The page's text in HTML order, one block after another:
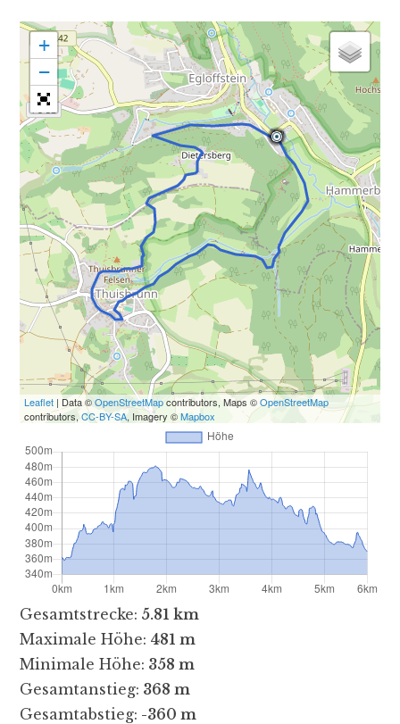
+
−
Leaflet| Data ©OpenStreetMapcontributors, Maps ©OpenStreetMap
contributors, CC-BY-SA, Imagery ©Mapbox
Gesamtstrecke: 5.81 km
Maximale Höhe: 481 m
Minimale Höhe: 358 m
Gesamtanstieg: 368 m
Gesamtabstieg: -360 m